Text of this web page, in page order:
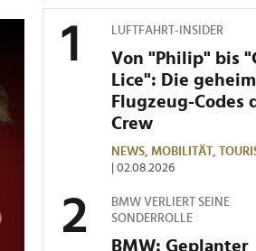
LUFTFAHRT-INSIDER
Von "Philip" bis
Lice": Die
Flugzeug-Codes
Crew
NEWS, MOBILITÄT,
| 02.08.2026
BMW VERLIERT SEINE
SONDERROLLE
BMW: Geplanter